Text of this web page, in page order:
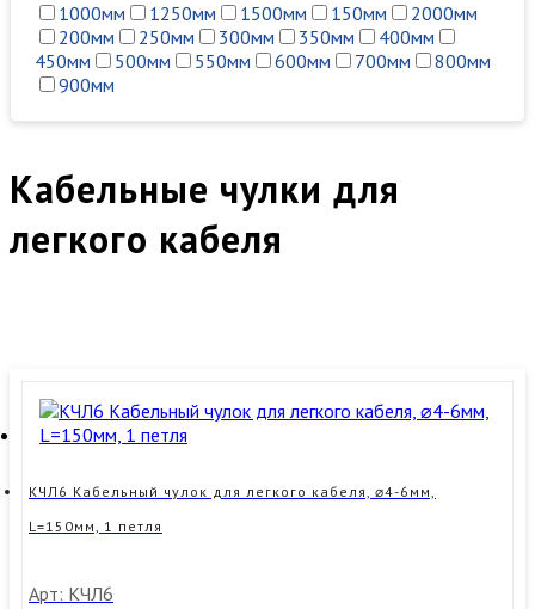
1000мм 1250мм 1500мм 150мм
2000мм
200мм
250мм 300мм 350мм
400мм
450мм
500мм 550мм 600мм 700мм
800мм
900мм
Кабельные чулки для
легкого кабеля
КЧЛ6 Кабельный чулок для легкого кабеля, ⌀4-6мм,
L=150мм, 1 петля
Арт: КЧЛ6